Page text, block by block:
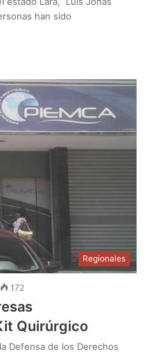
han sido
Regionales
172
Quirúrgico
Defensa de los Derechos